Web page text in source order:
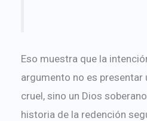
Eso muestra que la
argumento no es presentar
cruel, sino un Dios
historia de la redención